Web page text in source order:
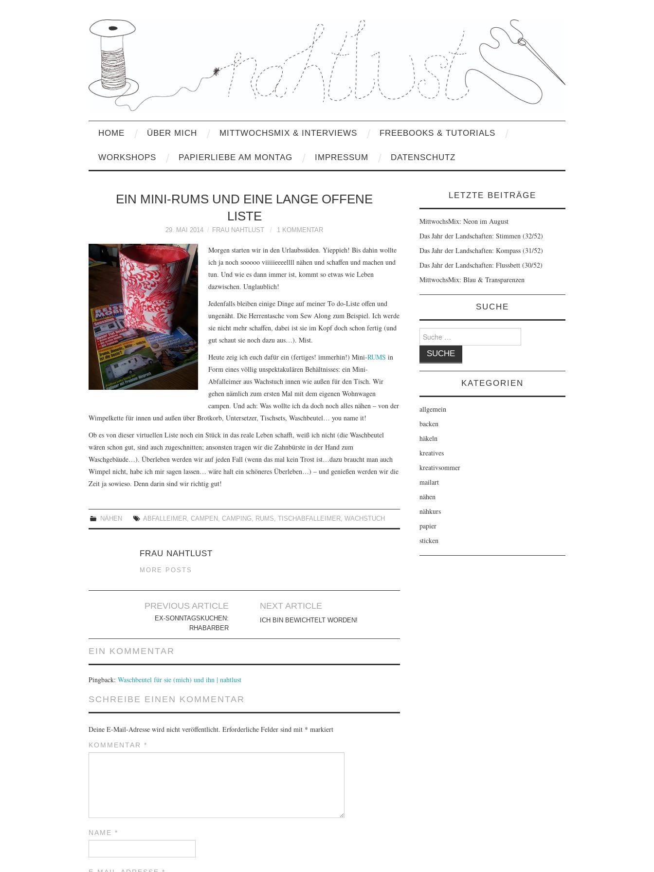
HOME ÜBER MICH MITTWOCHSMIX & INTERVIEWS FREEBOOKS & TUTORIALS
WORKSHOPS PAPIERLIEBE AM MONTAG IMPRESSUM DATENSCHUTZ
EIN MINI-RUMS UND EINE LANGE OFFENE
LISTE
29. MAI 2014 FRAU NAHTLUST 1 KOMMENTAR
Morgen starten wir in den Urlaubssüden. Yieppieh! Bis dahin wollte
ich ja noch sooooo viiiiieeeellll nähen und schaffen und machen und
tun. Und wie es dann immer ist, kommt so etwas wie Leben
dazwischen. Unglaublich!
Jedenfalls bleiben einige Dinge auf meiner To do-Liste offen und
ungenäht. Die Herrentasche vom Sew Along zum Beispiel. Ich werde
sie nicht mehr schaffen, dabei ist sie im Kopf doch schon fertig (und
gut schaut sie noch dazu aus…). Mist.
Heute zeig ich euch dafür ein (fertiges! immerhin!) Mini-RUMS in
Form eines völlig unspektakulären Behältnisses: ein Mini-
Abfalleimer aus Wachstuch innen wie außen für den Tisch. Wir
gehen nämlich zum ersten Mal mit dem eigenen Wohnwagen
campen. Und ach: Was wollte ich da doch noch alles nähen – von der
Wimpelkette für innen und außen über Brotkorb, Untersetzer, Tischsets, Waschbeutel… you name it!
Ob es von dieser virtuellen Liste noch ein Stück in das reale Leben schafft, weiß ich nicht (die Waschbeutel
wären schon gut, sind auch zugeschnitten; ansonsten tragen wir die Zahnbürste in der Hand zum
Waschgebäude…). Überleben werden wir auf jeden Fall (wenn das mal kein Trost ist…dazu braucht man auch
Wimpel nicht, habe ich mir sagen lassen… wäre halt ein schöneres Überleben…) – und genießen werden wir die
Zeit ja sowieso. Denn darin sind wir richtig gut!
NÄHEN ABFALLEIMER,CAMPEN ,CAMPING, RUMS, TISCHABFALLEIMER,WACHSTUCH
FRAU NAHTLUST
MORE POSTS
PREVIOUS ARTICLE
EX-SONNTAGSKUCHEN:
RHABARBER
NEXT ARTICLE
ICH BIN BEWICHTELT WORDEN!
EIN KOMMENTAR
Pingback: Waschbeutel für sie (mich) und ihn | nahtlust
SCHREIBE EINEN KOMMENTAR
Deine E-Mail-Adresse wird nicht veröffentlicht. Erforderliche Felder sind mit * markiert
KOMMENTAR *
NAME *
LETZTE BEITRÄGE
MittwochsMix: Neon im August
Das Jahr der Landschaften: Stimmen (32/52)
Das Jahr der Landschaften: Kompass (31/52)
Das Jahr der Landschaften: Flussbett (30/52)
MittwochsMix: Blau & Transparenzen
SUCHE
Suche
nach:
KATEGORIEN
allgemein
backen
häkeln
kreatives
kreativsommer
mailart
nähen
nähkurs
papier
sticken